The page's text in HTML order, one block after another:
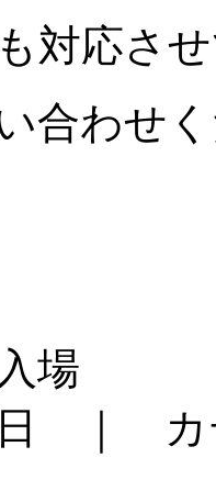
対応さ
合わせ
場
日 ｜ カ